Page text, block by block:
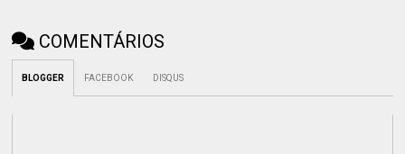
COMENTÁRIOS
BLOGGER FACEBOOK DISQUS